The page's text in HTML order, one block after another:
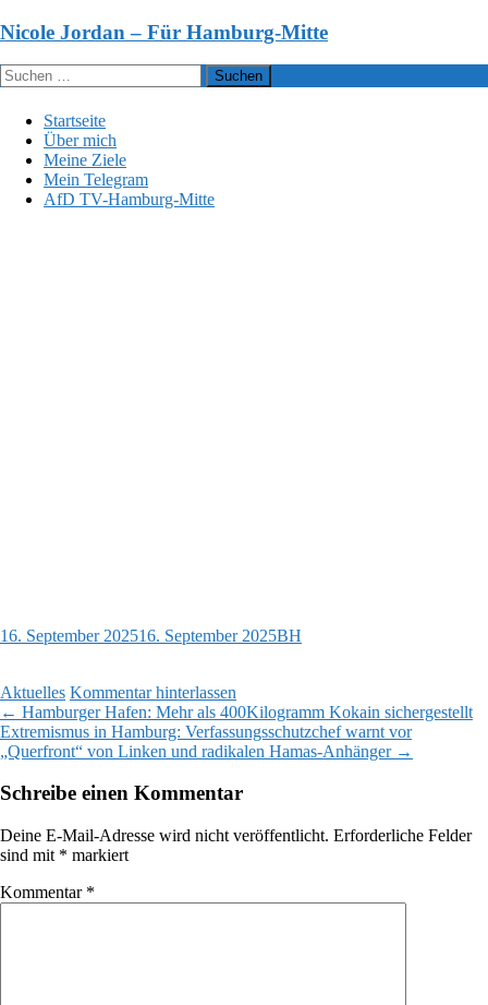
Zum
springen
Nicole Jordan – Für Hamburg-Mitte
Suchen
nach:
Startseite
Über mich
Meine Ziele
Mein Telegram
AfD TV-Hamburg-Mitte
16. September 202516. September 2025BH
Aktuelles Kommentar hinterlassen
Beitragsnavigation
← Hamburger Hafen: Mehr als 400Kilogramm Kokain sichergestellt
Extremismus in Hamburg: Verfassungsschutzchef warnt vor
„Querfront“ von Linken und radikalen Hamas-Anhänger →
Schreibe einen Kommentar
Deine E-Mail-Adresse wird nicht veröffentlicht. Erforderliche Felder
sind mit * markiert
Kommentar *